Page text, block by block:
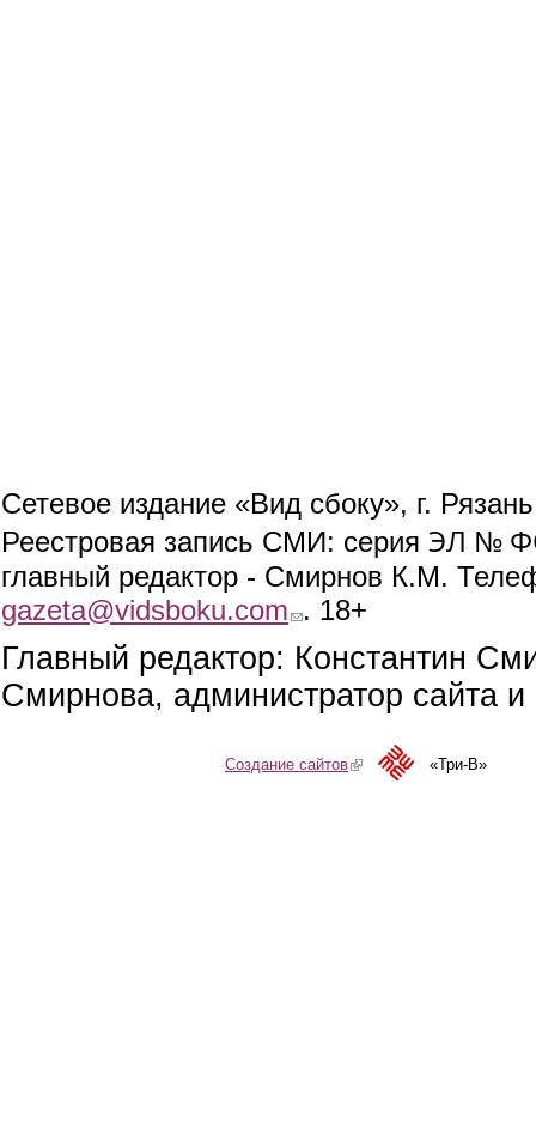
Сетевое издание «Вид сбоку», г.
Реестровая запись СМИ: серия ЭЛ №
главный редактор - Смирнов К.М.
gazeta@vidsboku.com (link sends e-mail)
. 18+
Главный редактор: Константин
Смирнова, администратор сайта
Создание сайтов(link is external)«Три-В»